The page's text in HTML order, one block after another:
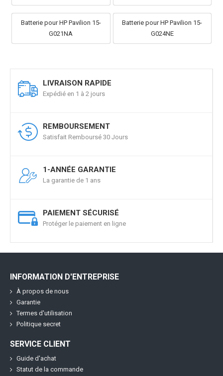
Batterie pour HP Pavilion 15-
G021NA
Batterie pour HP Pavilion 15-
G024NE
LIVRAISON RAPIDE
Expédié en 1 à 2 jours
REMBOURSEMENT
Satisfait Remboursé 30 Jours
1-ANNÉE GARANTIE
La garantie de 1 ans
PAIEMENT SÉCURISÉ
Protéger le paiement en ligne
INFORMATION D'ENTREPRISE
À propos de nous
Garantie
Termes d'utilisation
Politique secret
SERVICE CLIENT
Guide d'achat
Statut de la commande